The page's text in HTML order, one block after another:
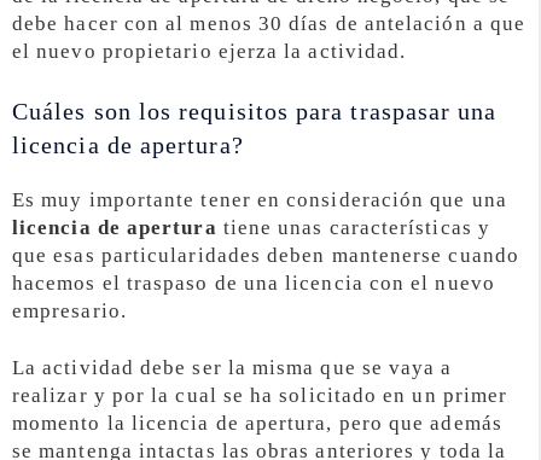
debe hacer con al menos 30 días de antelación a que
el nuevo propietario ejerza la actividad.
Cuáles son los requisitos para traspasar una
licencia de apertura?
Es muy importante tener en consideración que una
licencia de apertura tiene unas características y
que esas particularidades deben mantenerse cuando
hacemos el traspaso de una licencia con el nuevo
empresario.
La actividad debe ser la misma que se vaya a
realizar y por la cual se ha solicitado en un primer
momento la licencia de apertura, pero que además
se mantenga intactas las obras anteriores y toda la